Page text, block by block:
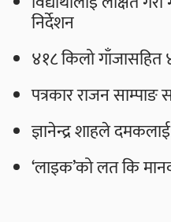
निर्देशन
४१८ किलो गाँजासहित
पत्रकार राजन साम्पाङ
ज्ञानेन्द्र शाहले
‘लाइक’को लत कि